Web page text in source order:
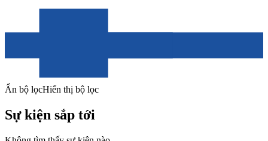
Ẩn bộ lọcHiển thị bộ lọc
Sự kiện sắp tới